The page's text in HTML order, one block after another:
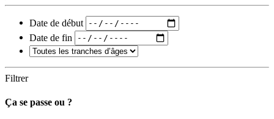
Date de début
Date de fin
Filtrer
Ça se passe ou ?